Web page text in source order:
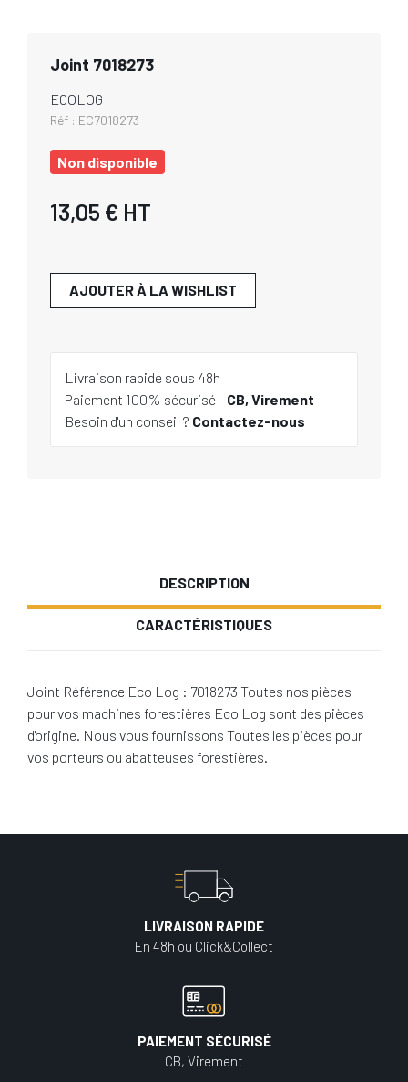
Joint 7018273
ECOLOG
Réf : EC7018273
Non disponible
13,05 € HT
AJOUTER À LA WISHLIST
Livraison rapide sous 48h
Paiement 100% sécurisé - CB, Virement
Besoin d'un conseil ? Contactez-nous
DESCRIPTION
CARACTÉRISTIQUES
Joint Référence Eco Log : 7018273 Toutes nos pièces
pour vos machines forestières Eco Log sont des pièces
d'origine. Nous vous fournissons Toutes les pièces pour
vos porteurs ou abatteuses forestières.
LIVRAISON RAPIDE
En 48h ou Click&Collect
PAIEMENT SÉCURISÉ
CB, Virement